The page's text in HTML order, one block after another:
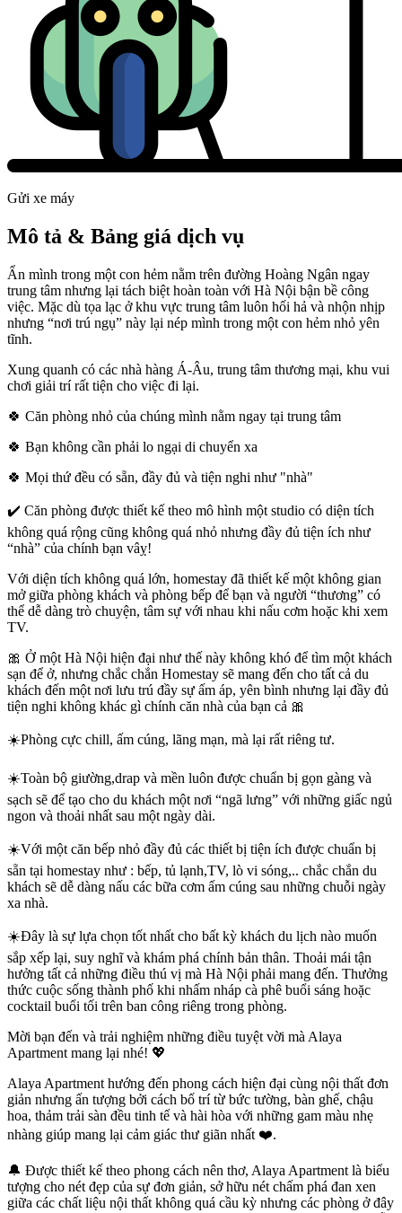
Gửi xe máy
Mô tả & Bảng giá dịch vụ
Ẩn mình trong một con hẻm nằm trên đường Hoàng Ngân ngay
trung tâm nhưng lại tách biệt hoàn toàn với Hà Nội bận bề công
việc. Mặc dù tọa lạc ở khu vực trung tâm luôn hối hả và nhộn nhịp
nhưng “nơi trú ngụ” này lại nép mình trong một con hẻm nhỏ yên
tĩnh.
Xung quanh có các nhà hàng Á-Âu, trung tâm thương mại, khu vui
chơi giải trí rất tiện cho việc đi lại.
🍀 Căn phòng nhỏ của chúng mình nằm ngay tại trung tâm
🍀 Bạn không cần phải lo ngại di chuyển xa
🍀 Mọi thứ đều có sẵn, đầy đủ và tiện nghi như "nhà"
✔️ Căn phòng được thiết kế theo mô hình một studio có diện tích
không quá rộng cũng không quá nhỏ nhưng đầy đủ tiện ích như
“nhà” của chính bạn vâỵ!
Với diện tích không quá lớn, homestay đã thiết kế một không gian
mở giữa phòng khách và phòng bếp để bạn và người “thương” có
thể dễ dàng trò chuyện, tâm sự với nhau khi nấu cơm hoặc khi xem
TV.
🎀 Ở một Hà Nội hiện đại như thế này không khó để tìm một khách
sạn để ở, nhưng chắc chắn Homestay sẽ mang đến cho tất cả du
khách đến một nơi lưu trú đầy sự ấm áp, yên bình nhưng lại đầy đủ
tiện nghi không khác gì chính căn nhà của bạn cả 🎀
☀️Phòng cực chill, ấm cúng, lãng mạn, mà lại rất riêng tư.
☀️Toàn bộ giường,drap và mền luôn được chuẩn bị gọn gàng và
sạch sẽ để tạo cho du khách một nơi “ngã lưng” với những giấc ngủ
ngon và thoải nhất sau một ngày dài.
☀️Với một căn bếp nhỏ đầy đủ các thiết bị tiện ích được chuẩn bị
sẵn tại homestay như : bếp, tủ lạnh,TV, lò vi sóng,.. chắc chắn du
khách sẽ dễ dàng nấu các bữa cơm ấm cúng sau những chuỗi ngày
xa nhà.
☀️Đây là sự lựa chọn tốt nhất cho bất kỳ khách du lịch nào muốn
sắp xếp lại, suy nghĩ và khám phá chính bản thân. Thoải mái tận
hưởng tất cả những điều thú vị mà Hà Nội phải mang đến. Thưởng
thức cuộc sống thành phố khi nhấm nháp cà phê buổi sáng hoặc
cocktail buổi tối trên ban công riêng trong phòng.
Mời bạn đến và trải nghiệm những điều tuyệt vời mà Alaya
Apartment mang lại nhé! 💖
Alaya Apartment hướng đến phong cách hiện đại cùng nội thất đơn
giản nhưng ấn tượng bởi cách bố trí từ bức tường, bàn ghế, chậu
hoa, thảm trải sàn đều tinh tế và hài hòa với những gam màu nhẹ
nhàng giúp mang lại cảm giác thư giãn nhất ❤️.
🔔 Được thiết kế theo phong cách nên thơ, Alaya Apartment là biểu
tượng cho nét đẹp của sự đơn giản, sở hữu nét chấm phá đan xen
giữa các chất liệu nội thất không quá cầu kỳ nhưng các phòng ở đây